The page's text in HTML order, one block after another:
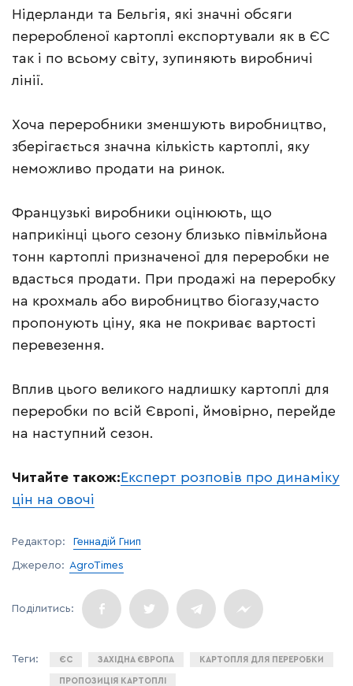
Нідерланди та Бельгія, які значні обсяги
переробленої картоплі експортували як в ЄС
так і по всьому світу, зупиняють виробничі
лінії.
Хоча переробники зменшують виробництво,
зберігається значна кількість картоплі, яку
неможливо продати на ринок.
Французькі виробники оцінюють, що
наприкінці цього сезону близько півмільйона
тонн картоплі призначеної для переробки не
вдасться продати. При продажі на переробку
на крохмаль або виробництво біогазу,часто
пропонують ціну, яка не покриває вартості
перевезення.
Вплив цього великого надлишку картоплі для
переробки по всій Європі, ймовірно, перейде
на наступний сезон.
Читайте також:Експерт розповів про динаміку
цін на овочі
Редактор: Геннадій Гнип
Джерело: AgroTimes
ЄС ЗАХІДНА ЄВРОПА КАРТОПЛЯ ДЛЯ ПЕРЕРОБКИ
ПРОПОЗИЦІЯ КАРТОПЛІ